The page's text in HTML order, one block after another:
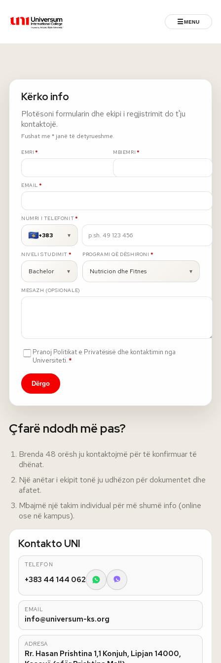
Universum University ☰MENU
Regjistrimet
Programet
Jeta Studentore
Ndërkombëtare
Fuqizuar nga ASU
Rreth nesh
Lajme
Kontakti
UMS Staff
LMS Canvas
Kërko info
Plotësoni formularin dhe ekipi i regjistrimit do t'ju
kontaktojë.
Fushat me * janë të detyrueshme.
EMRI *
E DETYRUESHME MBIEMRI *
E DETYRUESHME
EMAIL *
E DETYRUESHME
NUMRI I TELEFONIT*
E DETYRUESHME
+383 ▾
NIVELI STUDIMIT *
E DETYRUESHME
Bachelor ▾
PROGRAMI QË DËSHIRONI *
E DETYRUESHME
Nutricion dhe Fitnes ▾
MESAZH (OPSIONALE)
Pranoj Politikat e Privatësisë dhe kontaktimin nga
Universiteti. *
Dërgo
Çfarë ndodh më pas?
Brenda 48 orësh ju kontaktojmë për të konfirmuar të
dhënat.
Një anëtar i ekipit tonë ju udhëzon për dokumentet dhe
afatet.
Mbajmë një takim individual për më shumë info (online
ose në kampus).
Kontakto UNI
TELEFON
+383 44 144 062
EMAIL
info@universum-ks.org
ADRESA
Rr. Hasan Prishtina 1,1 Konjuh, Lipjan 14000,